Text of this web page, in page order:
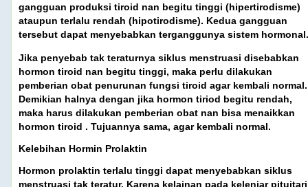
gangguan produksi tiroid nan begitu tinggi (hipertirodisme)
ataupun terlalu rendah (hipotirodisme). Kedua gangguan
tersebut dapat menyebabkan terganggunya sistem hormonal.
Jika penyebab tak teraturnya siklus menstruasi disebabkan
hormon tiroid nan begitu tinggi, maka perlu dilakukan
pemberian obat penurunan fungsi tiroid agar kembali normal.
Demikian halnya dengan jika hormon tiriod begitu rendah,
maka harus dilakukan pemberian obat nan bisa menaikkan
hormon tiroid . Tujuannya sama, agar kembali normal.
Kelebihan Hormin Prolaktin
Hormon prolaktin terlalu tinggi dapat menyebabkan siklus
menstruasi tak teratur. Karena kelainan pada kelenjar pituitari